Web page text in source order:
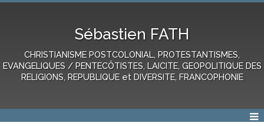
Sébastien FATH
CHRISTIANISME POSTCOLONIAL, PROTESTANTISMES,
EVANGELIQUES / PENTECÔTISTES, LAICITE, GEOPOLITIQUE DES
RELIGIONS, REPUBLIQUE et DIVERSITE, FRANCOPHONIE